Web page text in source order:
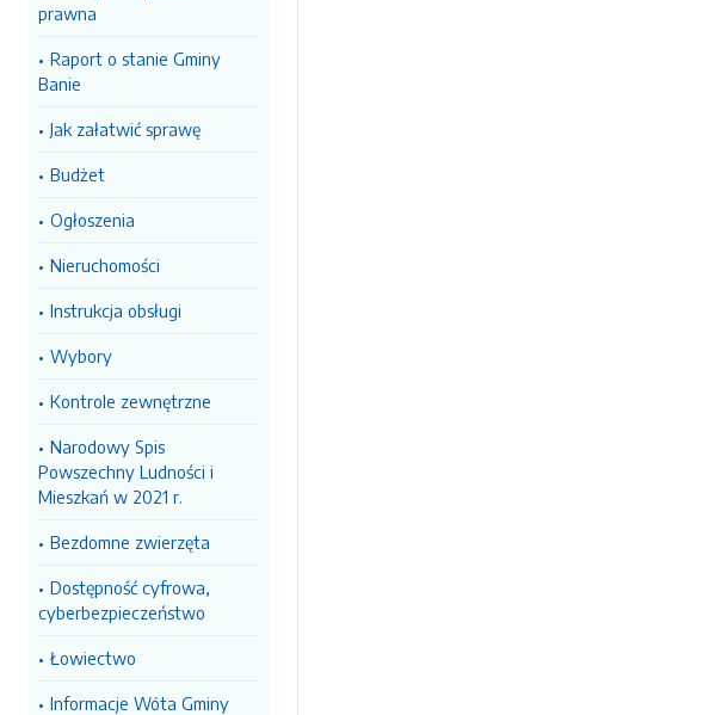
prawna
Raport o stanie Gminy
Banie
Jak załatwić sprawę
Budżet
Ogłoszenia
Nieruchomości
Instrukcja obsługi
Wybory
Kontrole zewnętrzne
Narodowy Spis
Powszechny Ludności i
Mieszkań w 2021 r.
Bezdomne zwierzęta
Dostępność cyfrowa,
cyberbezpieczeństwo
Łowiectwo
Informacje Wóta Gminy